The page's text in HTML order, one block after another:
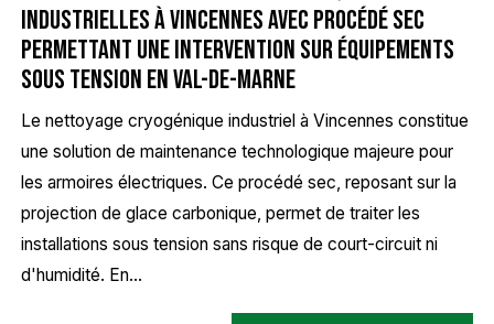
industrielles à Vincennes avec procédé sec
permettant une intervention sur équipements
sous tension en Val-de-Marne
Le nettoyage cryogénique industriel à Vincennes constitue
une solution de maintenance technologique majeure pour
les armoires électriques. Ce procédé sec, reposant sur la
projection de glace carbonique, permet de traiter les
installations sous tension sans risque de court-circuit ni
d'humidité. En...